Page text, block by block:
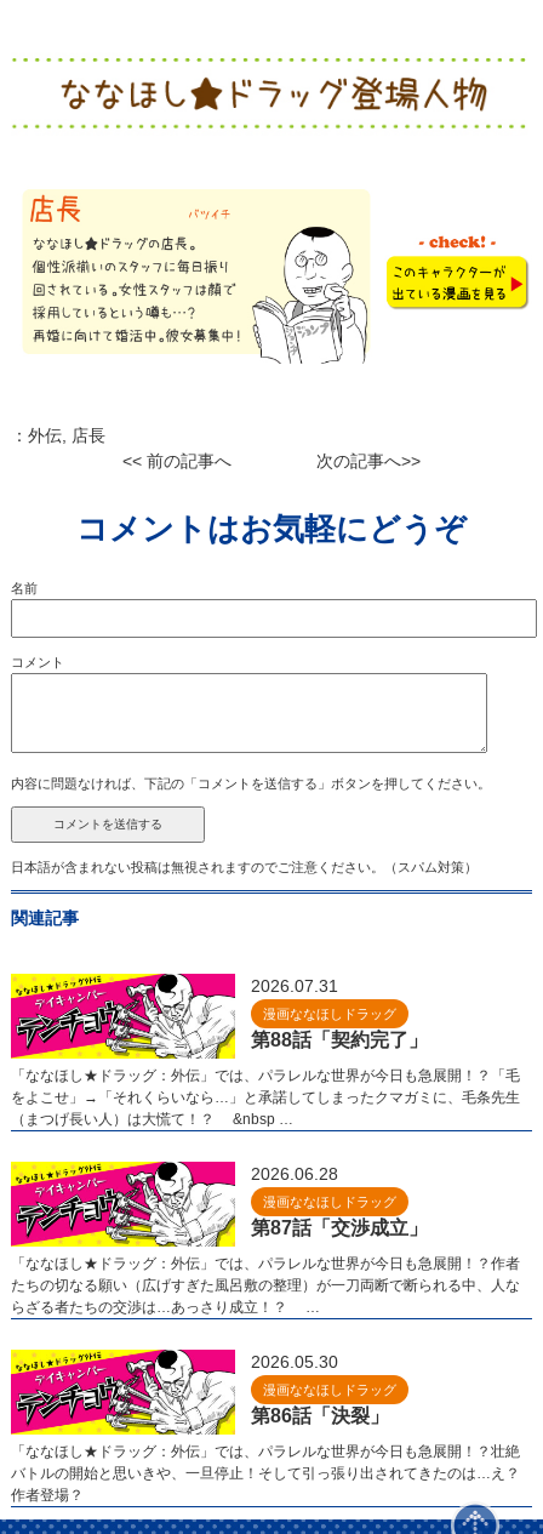
： 外伝, 店長
<< 前の記事へ
次の記事へ>>
コメントはお気軽にどうぞ
名前
コメント
内容に問題なければ、下記の「コメントを送信する」ボタンを押してください。
日本語が含まれない投稿は無視されますのでご注意ください。（スパム対策）
関連記事
2026.07.31
漫画ななほしドラッグ
第88話「契約完了」
「ななほし★ドラッグ：外伝」では、パラレルな世界が今日も急展開！？「毛
をよこせ」→「それくらいなら…」と承諾してしまったクマガミに、毛条先生
（まつげ長い人）は大慌て！？ &nbsp …
2026.06.28
漫画ななほしドラッグ
第87話「交渉成立」
「ななほし★ドラッグ：外伝」では、パラレルな世界が今日も急展開！？作者
たちの切なる願い（広げすぎた風呂敷の整理）が一刀両断で断られる中、人な
らざる者たちの交渉は…あっさり成立！？ …
2026.05.30
漫画ななほしドラッグ
第86話「決裂」
「ななほし★ドラッグ：外伝」では、パラレルな世界が今日も急展開！？壮絶
バトルの開始と思いきや、一旦停止！そして引っ張り出されてきたのは…え？
作者登場？